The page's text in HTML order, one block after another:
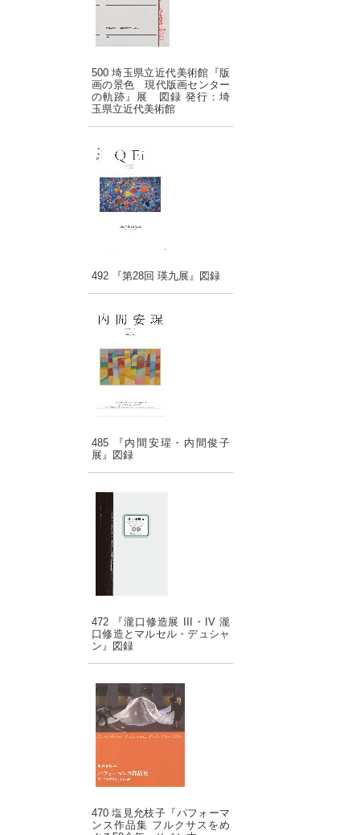
500 埼玉県立近代美術館『版
画の景色 現代版画センター
の軌跡』展 図録 発行：埼
玉県立近代美術館
492 『第28回 瑛九展』図録
485 『内間安瑆・内間俊子
展』図録
472 『瀧口修造展 III・IV 瀧
口修造とマルセル・デュシャ
ン』図録
470 塩見允枝子『パフォーマ
ンス作品集 フルクサスをめ